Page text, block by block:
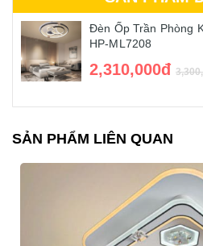
Đèn Ốp Trần Phòng
HP-ML7208
2,310,000đ
SẢN PHẨM LIÊN QUAN